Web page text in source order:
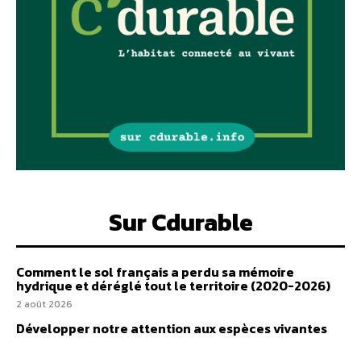
Sur Cdurable
Comment le sol français a perdu sa mémoire
hydrique et déréglé tout le territoire (2020-2026)
2 août 2026
Développer notre attention aux espèces vivantes